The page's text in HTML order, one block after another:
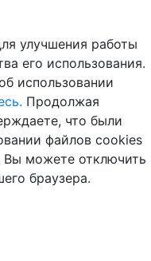
улучшения работы
его использования.
использовании
Продолжая
что были
файлов cookies
Вы можете отключить
браузера.